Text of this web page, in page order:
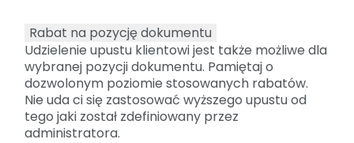
Rabat na pozycję dokumentu
Udzielenie upustu klientowi jest także możliwe dla
wybranej pozycji dokumentu. Pamiętaj o
dozwolonym poziomie stosowanych rabatów.
Nie uda ci się zastosować wyższego upustu od
tego jaki został zdefiniowany przez
administratora.